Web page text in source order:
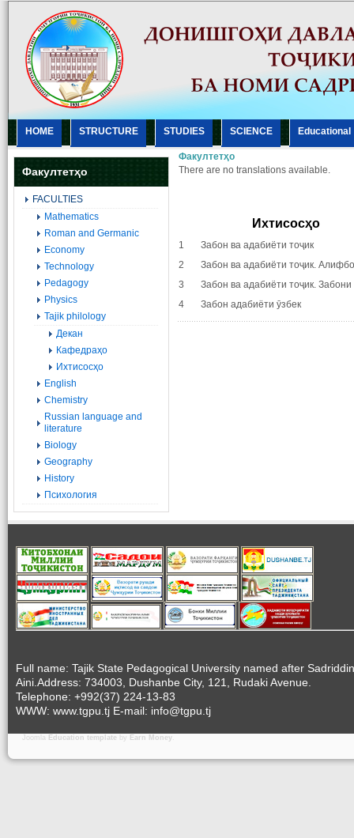
HOME STRUCTURE STUDIES SCIENCE Еducational
Факултетҳо
FACULTIES
Mathematics
Roman and Germanic
Economy
Technology
Pedagogy
Physics
Tajik philology
Декан
Кафедраҳо
Ихтисосҳо
English
Chemistry
Russian language and
literature
Biology
Geography
History
Психология
Факултетҳо
There are no translations available.
Ихтисосҳо
1 Забон ва адабиёти тоҷик
2 Забон ва адабиёти тоҷик.
3 Забон ва адабиёти тоҷик. Забони
4 Забон адабиёти ӯзбек
Full name: Tajik State Pedagogical University named after Sadriddin
Aini.Address: 734003, Dushanbe City, 121, Rudaki Avenue.
Telephone: +992(37) 224-13-83
WWW: www.tgpu.tj E-mail: info@tgpu.tj
Joomla Education template by Earn Money.